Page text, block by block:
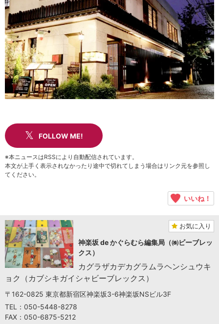
FOLLOW ME!
※本ニュースはRSSにより自動配信されています。
本文が上手く表示されなかったり途中で切れてしまう場合はリンク元を参照し
てください。
いいね！
お気に入り
神楽坂 de かぐらむら編集局（㈱ビーブレッ
クス）
カグラザカデカグラムラヘンシュウキ
ョク（カブシキガイシャビーブレックス）
〒162-0825 東京都新宿区神楽坂3-6神楽坂NSビル3F
TEL：050-5448-8278
FAX：050-6875-5212